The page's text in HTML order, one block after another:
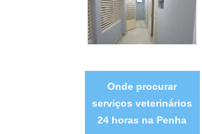
Onde procurar
serviços veterinários
24 horas na Penha